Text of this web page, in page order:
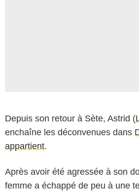
Depuis son retour à Sète, Astrid (
enchaîne les déconvenues dans
appartient.
Après avoir été agressée à son
femme a échappé de peu à une